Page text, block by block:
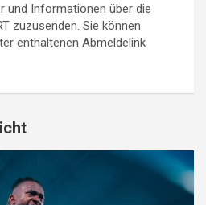
und Informationen über die
zuzusenden. Sie können
enthaltenen Abmeldelink